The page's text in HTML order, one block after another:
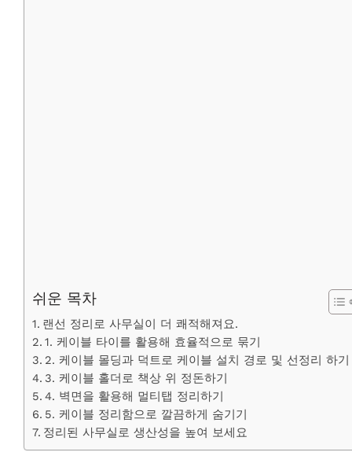
쉬운 목차
랜선 정리로 사무실이 더 쾌적해져요.
1. 케이블 타이를 활용해 효율적으로 묶기
2. 케이블 몰딩과 덕트로 케이블 설치 경로 및 선정리 하기
3. 케이블 홀더로 책상 위 정돈하기
4. 벽면을 활용해 멀티탭 정리하기
5. 케이블 정리함으로 깔끔하게 숨기기
정리된 사무실로 생산성을 높여 보세요